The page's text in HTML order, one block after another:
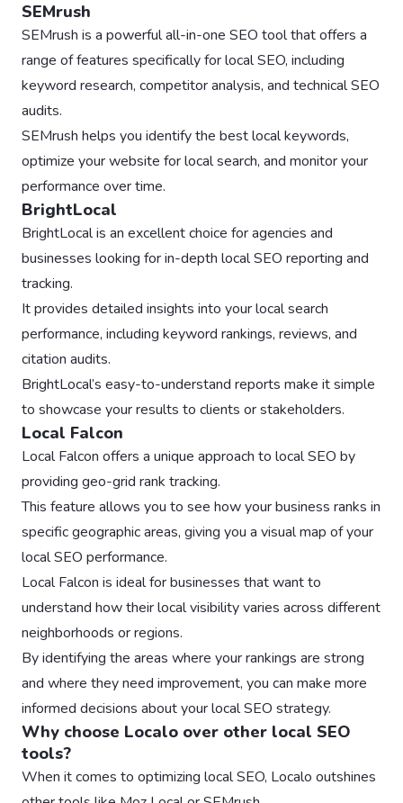
SEMrush
SEMrush is a powerful all-in-one SEO tool that offers a
range of features specifically for local SEO, including
keyword research, competitor analysis, and technical SEO
audits.
SEMrush helps you identify the best local keywords,
optimize your website for local search, and monitor your
performance over time.
BrightLocal
BrightLocal is an excellent choice for agencies and
businesses looking for in-depth local SEO reporting and
tracking.
It provides detailed insights into your local search
performance, including keyword rankings, reviews, and
citation audits.
BrightLocal’s easy-to-understand reports make it simple
to showcase your results to clients or stakeholders.
Local Falcon
Local Falcon offers a unique approach to local SEO by
providing geo-grid rank tracking.
This feature allows you to see how your business ranks in
specific geographic areas, giving you a visual map of your
local SEO performance.
Local Falcon is ideal for businesses that want to
understand how their local visibility varies across different
neighborhoods or regions.
By identifying the areas where your rankings are strong
and where they need improvement, you can make more
informed decisions about your local SEO strategy.
Why choose Localo over other local SEO
tools?
When it comes to optimizing local SEO, Localo outshines